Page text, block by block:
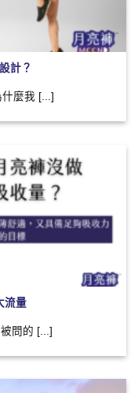
計？
麼我 [...]
流量
問的 [...]